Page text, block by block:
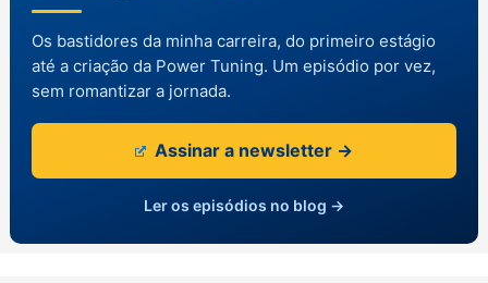
Os bastidores da minha carreira, do primeiro estágio
até a criação da Power Tuning. Um episódio por vez,
sem romantizar a jornada.
Assinar a newsletter →
Ler os episódios no blog →